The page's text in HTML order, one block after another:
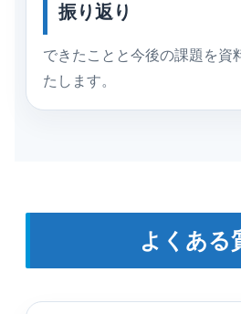
振り返り
できたことと今後の課題を資
たします。
よくある